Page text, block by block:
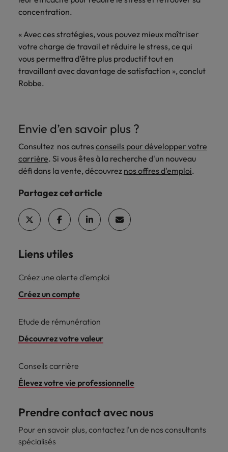
concentration.
« Avec ces stratégies, vous pouvez mieux maîtriser
votre charge de travail et réduire le stress, ce qui
vous permettra d’être plus productif tout en
travaillant avec davantage de satisfaction », conclut
Robbe.
Envie d’en savoir plus ?
Consultez nos autresconseils pour développer votre
carrière. Si vous êtes à la recherche d'un nouveau
défi dans la vente, découvrez nos offres d'emploi.
Partagez cet article
Liens utiles
Créez une alerte d’emploi
Créez un compte
Etude de rémunération
Découvrez votre valeur
Conseils carrière
Élevez votre vie professionnelle
Prendre contact avec nous
Pour en savoir plus, contactez l'un de nos consultants
spécialisés